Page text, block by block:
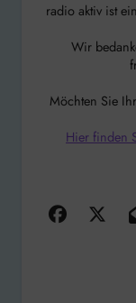
radio aktiv ist
Wir
Möchten Sie
Hier finden